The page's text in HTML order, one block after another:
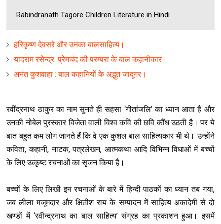
Rabindranath Tagore Children Literature in Hindi
हरिकृष्‍ण देवसरे और उनका बालसाहित्‍य।
यादराम रसेन्द्र: प्रेमचंद की परम्परा के बाल कहानीकार।
अनंत कुशवाहा : बाल कहानियों के अद्भुत जादूगर।
रवींद्रनाथ ठाकुर का नाम सुनते ही सहसा ‘गीतांजलि’ का ध्यान आता है और
उनकी नोबेल पुरस्कार विजेता वाली विश्व कवि की छवि कौंध उठती है। पर ये
बात बहुत कम लोग जानते हैं कि वे एक कुशल बाल साहित्यकार भी थे। उन्होंने
कविता, कहानी, नाटक, पत्रलेखन, आत्मकथा आदि विभि‍न्न विधाओं में बच्चों
के लिए उत्कृष्ट रचनाओं का सृजन किया है।
बच्चों के लिए लिखी इन रचनाओं के बारे में हिन्दी पाठकों का ध्यान तब गया,
जब लीला मजूमदार और क्षि‍तीश राय के सम्पादन में साहित्य अकादेमी से दो
खण्डों में ‘रवीन्द्रनाथ का बाल साहित्य’ संग्रह का प्रकाशन हुआ। इसमें